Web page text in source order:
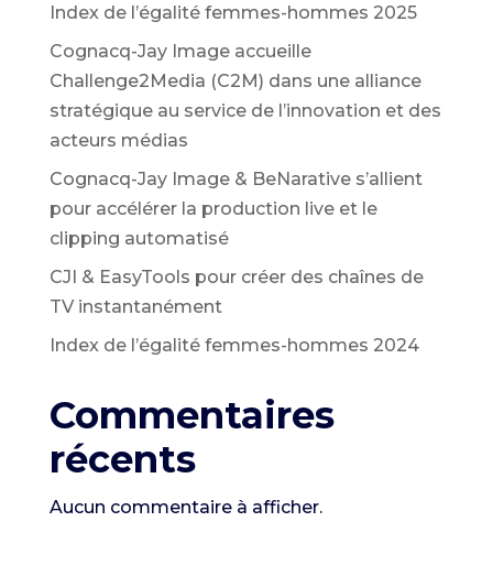
Index de l’égalité femmes-hommes 2025
Cognacq-Jay Image accueille
Challenge2Media (C2M) dans une alliance
stratégique au service de l’innovation et des
acteurs médias
Cognacq-Jay Image & BeNarative s’allient
pour accélérer la production live et le
clipping automatisé
CJI & EasyTools pour créer des chaînes de
TV instantanément
Index de l’égalité femmes-hommes 2024
Commentaires
récents
Aucun commentaire à afficher.